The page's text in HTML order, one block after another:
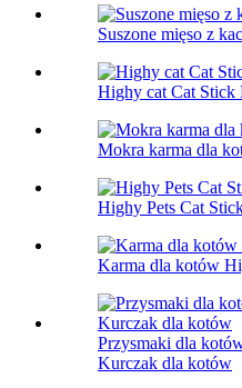
Suszone mięso z
Highy cat Cat Stick
Mokra karma dla
Highy Pets Cat
Karma dla kotów
Przysmaki dla
Kurczak dla kotów